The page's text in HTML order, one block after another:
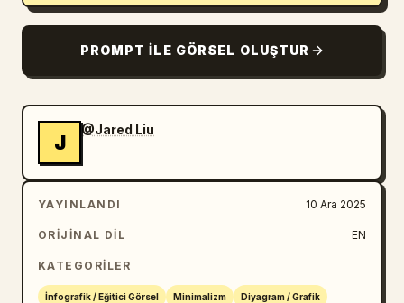
PROMPT ILE GÖRSEL OLUŞTUR
J
@Jared Liu
YAYINLANDI 10 Ara 2025
ORIJINAL DIL EN
KATEGORILER
İnfografik / Eğitici Görsel Minimalizm Diyagram / Grafik